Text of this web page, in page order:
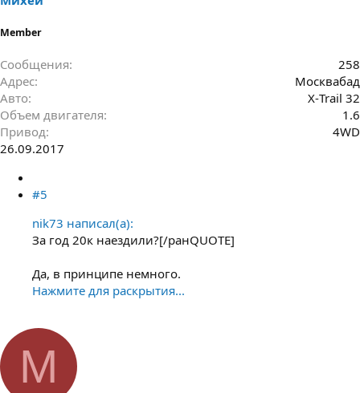
Member
Сообщения
258
Адрес
Москвабад
Авто
Х-Trail 32
Объем двигателя
1.6
Привод
4WD
26.09.2017
#5
nik73 написал(а):
За год 20к наездили?[/ранQUOTE]
Да, в принципе немного.
Нажмите для раскрытия...
М